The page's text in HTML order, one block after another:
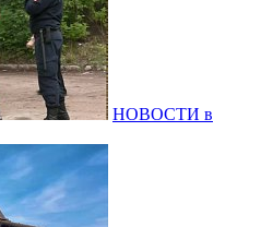
НОВОСТИ в